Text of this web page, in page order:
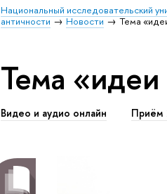
Национальный исследовательский
античности
Новости Тема
Тема
Видео и аудио онлайн Приём